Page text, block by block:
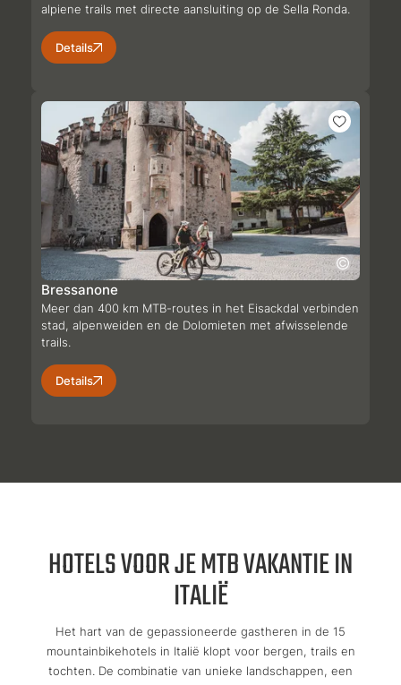
alpiene trails met directe aansluiting op de Sella Ronda.
Details
Bressanone
Meer dan 400 km MTB-routes in het Eisackdal verbinden
stad, alpenweiden en de Dolomieten met afwisselende
trails.
Details
HOTELS VOOR JE MTB VAKANTIE IN
ITALIË
Het hart van de gepassioneerde gastheren in de 15
mountainbikehotels in Italië klopt voor bergen, trails en
tochten. De combinatie van unieke landschappen, een